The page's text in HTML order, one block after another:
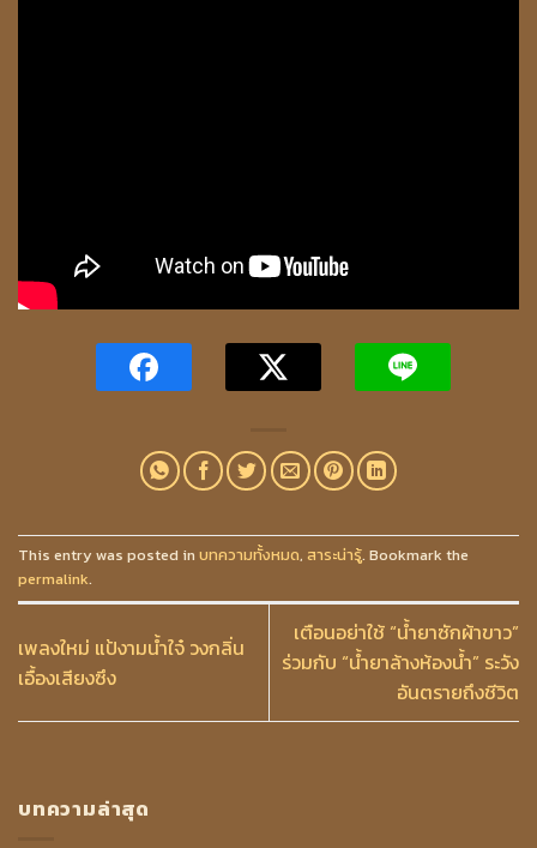
This entry was posted in บทความทั้งหมด, สาระน่ารู้. Bookmark the
permalink.
เพลงใหม่ แป้งามน้ำใจ๋ วงกลิ่น
เอื้องเสียงซึง
เตือนอย่าใช้ “น้ำยาซักผ้าขาว”
ร่วมกับ “น้ำยาล้างห้องน้ำ” ระวัง
อันตรายถึงชีวิต
บทความล่าสุด